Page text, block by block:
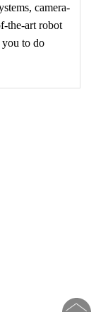
camera-
the-art robot
to do